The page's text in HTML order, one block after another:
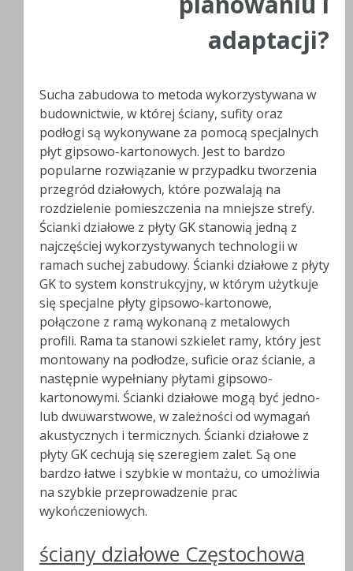
adaptacji?
Sucha zabudowa to metoda wykorzystywana w
budownictwie, w której ściany, sufity oraz
podłogi są wykonywane za pomocą specjalnych
płyt gipsowo-kartonowych. Jest to bardzo
popularne rozwiązanie w przypadku tworzenia
przegród działowych, które pozwalają na
rozdzielenie pomieszczenia na mniejsze strefy.
Ścianki działowe z płyty GK stanowią jedną z
najczęściej wykorzystywanych technologii w
ramach suchej zabudowy. Ścianki działowe z płyty
GK to system konstrukcyjny, w którym użytkuje
się specjalne płyty gipsowo-kartonowe,
połączone z ramą wykonaną z metalowych
profili. Rama ta stanowi szkielet ramy, który jest
montowany na podłodze, suficie oraz ścianie, a
następnie wypełniany płytami gipsowo-
kartonowymi. Ścianki działowe mogą być jedno-
lub dwuwarstwowe, w zależności od wymagań
akustycznych i termicznych. Ścianki działowe z
płyty GK cechują się szeregiem zalet. Są one
bardzo łatwe i szybkie w montażu, co umożliwia
na szybkie przeprowadzenie prac
wykończeniowych.
ściany działowe Częstochowa